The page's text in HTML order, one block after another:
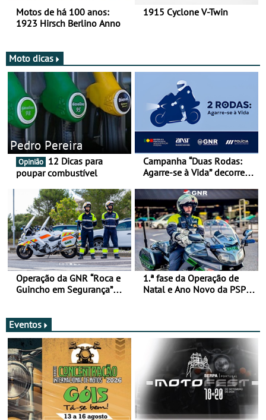
Motos de há 100 anos:
1923 Hirsch Berlino Anno
1915 Cyclone V-Twin
Moto dicas
Pedro Pereira
Opinião
poupar combustível
Campanha “Duas Rodas:
Agarre-se à Vida” decorre
Operação da GNR “Roca e
Guincho em Segurança”
1.ª fase da Operação de
Natal e Ano Novo da PSP e
Eventos